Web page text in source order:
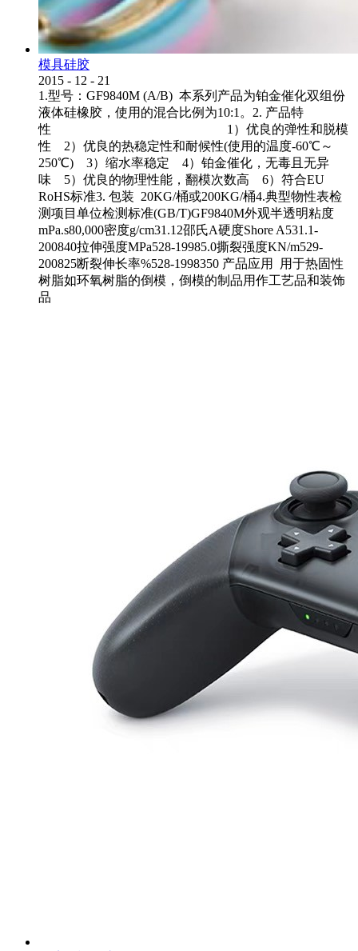
模具硅胶
2015 - 12 - 21
1.型号：GF9840M (A/B) 本系列产品为铂金催化双组份
液体硅橡胶，使用的混合比例为10:1。2. 产品特
性 1）优良的弹性和脱模
性 2）优良的热稳定性和耐候性(使用的温度-60℃～
250℃) 3）缩水率稳定 4）铂金催化，无毒且无异
味 5）优良的物理性能，翻模次数高 6）符合EU
RoHS标准3. 包装 20KG/桶或200KG/桶4.典型物性表检
测项目单位检测标准(GB/T)GF9840M外观半透明粘度
mPa.s80,000密度g/cm31.12邵氏A硬度Shore A531.1-
200840拉伸强度MPa528-19985.0撕裂强度KN/m529-
200825断裂伸长率%528-1998350 产品应用 用于热固性
树脂如环氧树脂的倒模，倒模的制品用作工艺品和装饰
品